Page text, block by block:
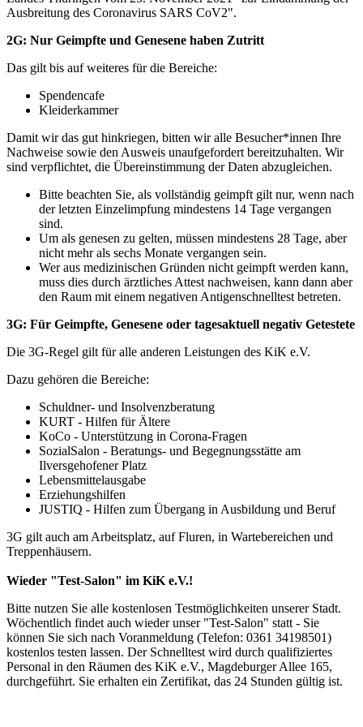
Ausbreitung des Coronavirus SARS CoV2".
2G: Nur Geimpfte und Genesene haben Zutritt
Das gilt bis auf weiteres für die Bereiche:
Spendencafe
Kleiderkammer
Damit wir das gut hinkriegen, bitten wir alle Besucher*innen Ihre
Nachweise sowie den Ausweis unaufgefordert bereitzuhalten. Wir
sind verpflichtet, die Übereinstimmung der Daten abzugleichen.
Bitte beachten Sie, als vollständig geimpft gilt nur, wenn nach
der letzten Einzelimpfung mindestens 14 Tage vergangen
sind.
Um als genesen zu gelten, müssen mindestens 28 Tage, aber
nicht mehr als sechs Monate vergangen sein.
Wer aus medizinischen Gründen nicht geimpft werden kann,
muss dies durch ärztliches Attest nachweisen, kann dann aber
den Raum mit einem negativen Antigenschnelltest betreten.
3G: Für Geimpfte, Genesene oder tagesaktuell negativ Getestete
Die 3G-Regel gilt für alle anderen Leistungen des KiK e.V.
Dazu gehören die Bereiche:
Schuldner- und Insolvenzberatung
KURT - Hilfen für Ältere
KoCo - Unterstützung in Corona-Fragen
SozialSalon - Beratungs- und Begegnungsstätte am
Ilversgehofener Platz
Lebensmittelausgabe
Erziehungshilfen
JUSTIQ - Hilfen zum Übergang in Ausbildung und Beruf
3G gilt auch am Arbeitsplatz, auf Fluren, in Wartebereichen und
Treppenhäusern.
Wieder "Test-Salon" im KiK e.V.!
Bitte nutzen Sie alle kostenlosen Testmöglichkeiten unserer Stadt.
Wöchentlich findet auch wieder unser "Test-Salon" statt - Sie
können Sie sich nach Voranmeldung (Telefon: 0361 34198501)
kostenlos testen lassen. Der Schnelltest wird durch qualifiziertes
Personal in den Räumen des KiK e.V., Magdeburger Allee 165,
durchgeführt. Sie erhalten ein Zertifikat, das 24 Stunden gültig ist.